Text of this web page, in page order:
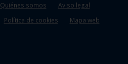
Quiénes somos
Aviso legal
Política de cookies Mapa web